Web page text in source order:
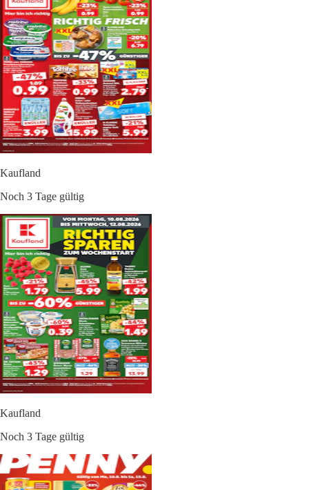
Kaufland
Noch 3 Tage gültig
Kaufland
Noch 3 Tage gültig